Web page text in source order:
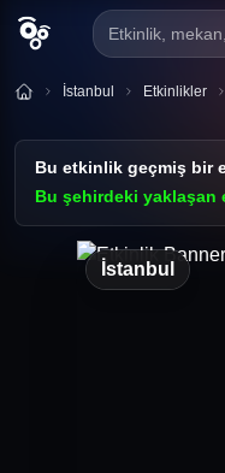
Etkinlik,
İstanbul Etkinlikler
Bu etkinlik geçmiş bir
Bu şehirdeki yaklaşan
İstanbul